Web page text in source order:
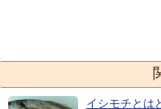
イシモチとは